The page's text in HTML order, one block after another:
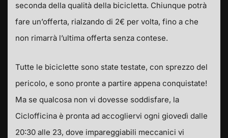
seconda della qualità della bicicletta. Chiunque potrà
fare un’offerta, rialzando di 2€ per volta, fino a che
non rimarrà l’ultima offerta senza contese.
Tutte le biciclette sono state testate, con sprezzo del
pericolo, e sono pronte a partire appena conquistate!
Ma se qualcosa non vi dovesse soddisfare, la
Ciclofficina è pronta ad accogliervi ogni giovedì dalle
20:30 alle 23, dove impareggiabili meccanici vi